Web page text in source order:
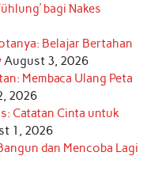
bagi Nakes
Belajar Bertahan
August 3, 2026
Membaca Ulang Peta
2026
Catatan Cinta untuk
1, 2026
dan Mencoba Lagi